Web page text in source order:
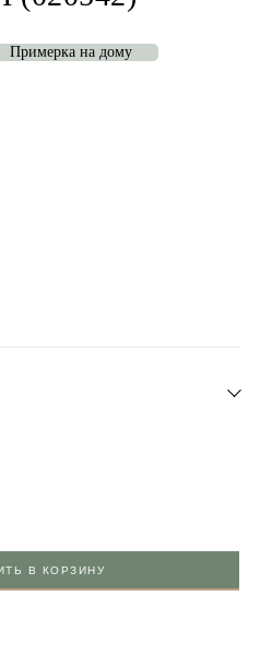
Примерка на дому
В КОРЗИНУ